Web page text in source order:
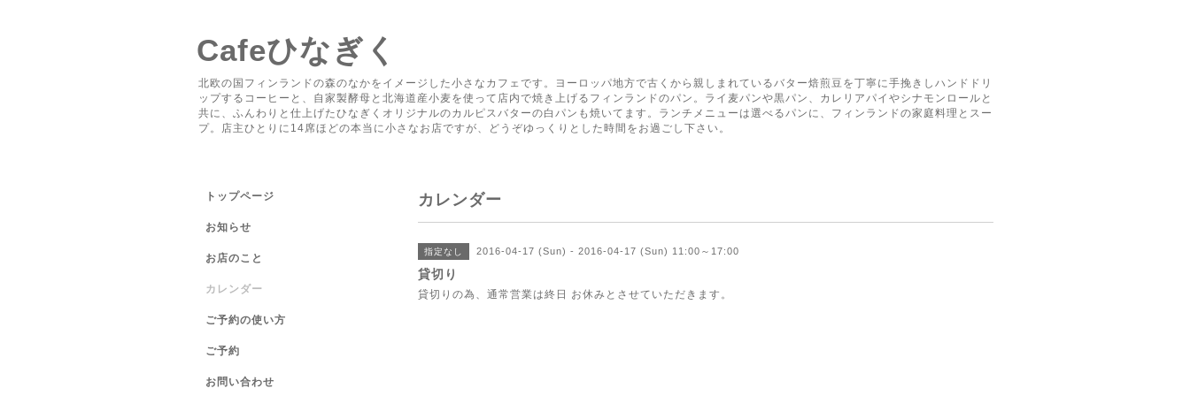
Cafeひなぎく
北欧の国フィンランドの森のなかをイメージした小さなカフェです。ヨーロッパ地方で古くから親しまれているバター焙煎豆を丁寧に手挽きしハンドドリ
ップするコーヒーと、自家製酵母と北海道産小麦を使って店内で焼き上げるフィンランドのパン。ライ麦パンや黒パン、カレリアパイやシナモンロールと
共に、ふんわりと仕上げたひなぎくオリジナルのカルピスバターの白パンも焼いてます。ランチメニューは選べるパンに、フィンランドの家庭料理とスー
プ。店主ひとりに14席ほどの本当に小さなお店ですが、どうぞゆっくりとした時間をお過ごし下さい。
カレンダー
指定なし 2016-04-17 (Sun) - 2016-04-17 (Sun) 11:00～17:00
貸切り
貸切りの為、通常営業は終日 お休みとさせていただきます。
トップページ
お知らせ
お店のこと
カレンダー
ご予約の使い方
ご予約
お問い合わせ